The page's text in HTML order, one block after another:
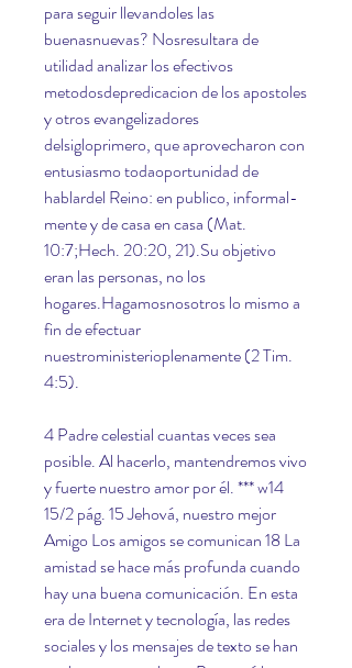
para seguir llevandoles las
buenasnuevas? Nosresultara de
utilidad analizar los efectivos
metodosdepredicacion de los apostoles
y otros evangelizadores
delsigloprimero, que aprovecharon con
entusiasmo todaoportunidad de
hablardel Reino: en publico, informal-
mente y de casa en casa (Mat.
10:7;Hech. 20:20, 21).Su objetivo
eran las personas, no los
hogares.Hagamosnosotros lo mismo a
fin de efectuar
nuestroministerioplenamente (2 Tim.
4:5).
4 Padre celestial cuantas veces sea
posible. Al hacerlo, mantendremos vivo
y fuerte nuestro amor por él. *** w14
15/2 pág. 15 Jehová, nuestro mejor
Amigo Los amigos se comunican 18 La
amistad se hace más profunda cuando
hay una buena comunicación. En esta
era de Internet y tecnología, las redes
sociales y los mensajes de texto se han